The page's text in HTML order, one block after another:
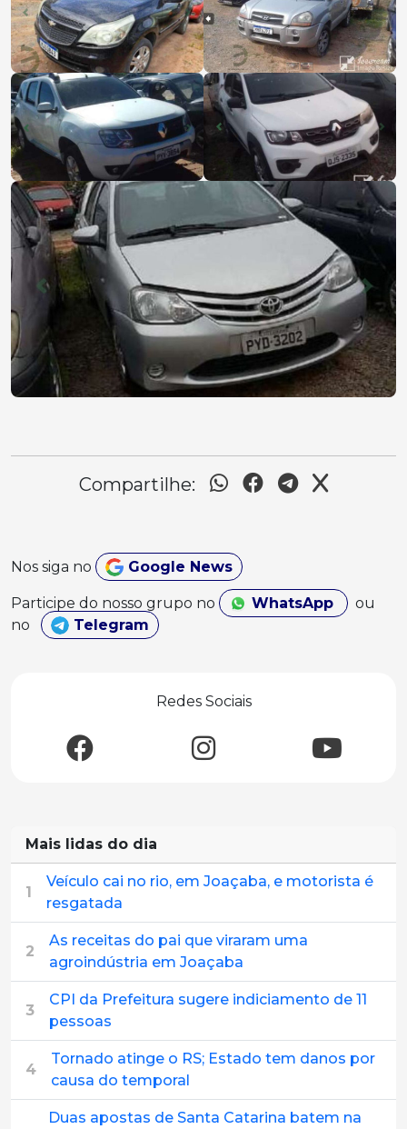
Compartilhe:
Nos siga no Google News
Participe do nosso grupo no WhatsApp
ou
no
Telegram
Redes Sociais
Mais lidas do dia
1
Veículo cai no rio, em Joaçaba, e motorista é
resgatada
2
As receitas do pai que viraram uma
agroindústria em Joaçaba
3
CPI da Prefeitura sugere indiciamento de 11
pessoas
4
Tornado atinge o RS; Estado tem danos por
causa do temporal
Duas apostas de Santa Catarina batem na